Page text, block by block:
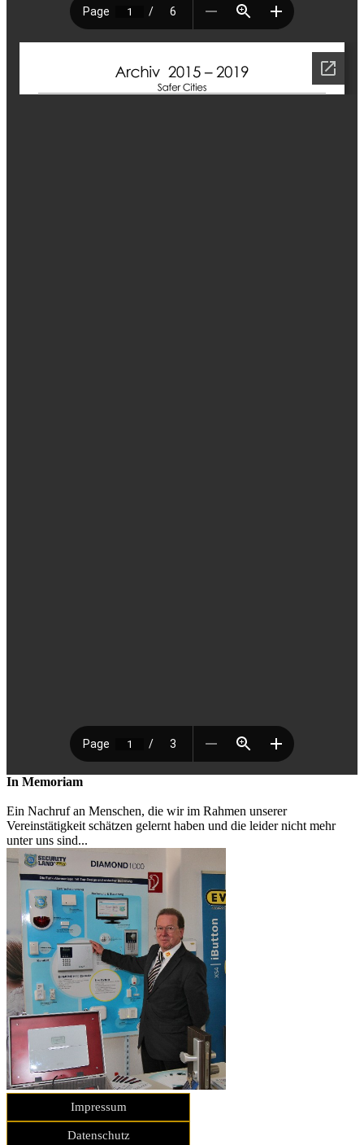
In Memoriam
Ein Nachruf an Menschen, die wir im Rahmen unserer
Vereinstätigkeit schätzen gelernt haben und die leider nicht mehr
unter uns sind...
Impressum
Datenschutz